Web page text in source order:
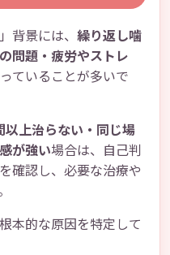
背景には、 繰り返し噛
問題・疲労やストレ
ていることが多いで
以上治らない・同じ場
が強い場合は、自己判
確認し、必要な治療や
本的な原因を特定して